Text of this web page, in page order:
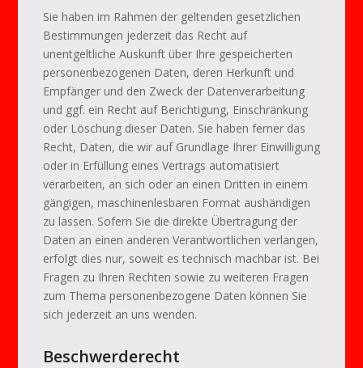
Sie haben im Rahmen der geltenden gesetzlichen
Bestimmungen jederzeit das Recht auf
unentgeltliche Auskunft über Ihre gespeicherten
personenbezogenen Daten, deren Herkunft und
Empfänger und den Zweck der Datenverarbeitung
und ggf. ein Recht auf Berichtigung, Einschränkung
oder Löschung dieser Daten. Sie haben ferner das
Recht, Daten, die wir auf Grundlage Ihrer Einwilligung
oder in Erfüllung eines Vertrags automatisiert
verarbeiten, an sich oder an einen Dritten in einem
gängigen, maschinenlesbaren Format aushändigen
zu lassen. Sofern Sie die direkte Übertragung der
Daten an einen anderen Verantwortlichen verlangen,
erfolgt dies nur, soweit es technisch machbar ist. Bei
Fragen zu Ihren Rechten sowie zu weiteren Fragen
zum Thema personenbezogene Daten können Sie
sich jederzeit an uns wenden.
Beschwerderecht